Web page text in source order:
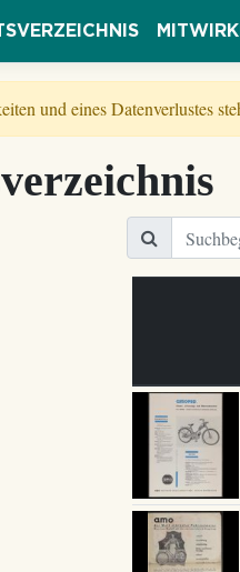
und eines Datenverlustes